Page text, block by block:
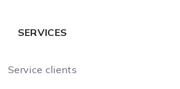
SERVICES
Service clients